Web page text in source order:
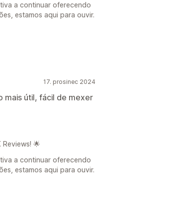
a continuar oferecendo
estamos aqui para ouvir.
17. prosinec 2024
mais útil, fácil de mexer
🌟
a continuar oferecendo
estamos aqui para ouvir.